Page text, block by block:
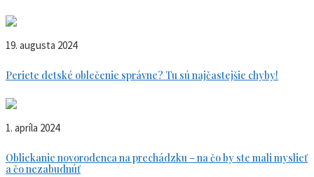
19. augusta 2024
Periete detské oblečenie správne? Tu sú najčastejšie chyby!
1. apríla 2024
Obliekanie novorodenca na prechádzku – na čo by ste mali myslieť
a čo nezabudnúť